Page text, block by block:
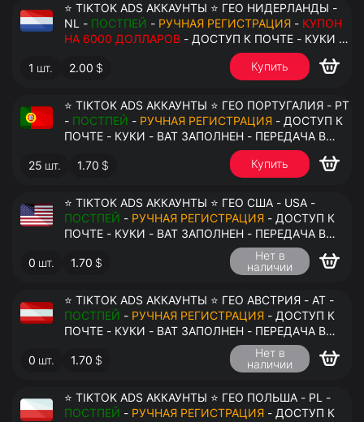
⭐ TIKTOK ADS АККАУНТЫ ⭐ ГЕО НИДЕРЛАНДЫ -
NL - ПОСТПЕЙ - РУЧНАЯ РЕГИСТРАЦИЯ - КУПОН
НА 6000 ДОЛЛАРОВ - ДОСТУП К ПОЧТЕ - КУКИ -
ВАТ ЗАПОЛНЕН - ПЕРЕДАЧА В АНТИДЕТЕКТ
1 шт. 2.00 $ Купить
⭐ TIKTOK ADS АККАУНТЫ ⭐ ГЕО ПОРТУГАЛИЯ - PT
- ПОСТПЕЙ - РУЧНАЯ РЕГИСТРАЦИЯ
ПОЧТЕ - КУКИ - ВАТ ЗАПОЛНЕН - ПЕРЕДАЧА В
25 шт. 1.70 $ Купить
⭐ TIKTOK ADS АККАУНТЫ ⭐ ГЕО США - USA -
ПОСТПЕЙ - РУЧНАЯ РЕГИСТРАЦИЯ - ДОСТУП К
ПОЧТЕ - КУКИ - ВАТ ЗАПОЛНЕН - ПЕРЕДАЧА В
0 шт. 1.70 $
Нет в
наличии
⭐ TIKTOK ADS АККАУНТЫ ⭐ ГЕО АВСТРИЯ - AT -
ПОСТПЕЙ - РУЧНАЯ РЕГИСТРАЦИЯ - ДОСТУП К
ПОЧТЕ - КУКИ - ВАТ ЗАПОЛНЕН - ПЕРЕДАЧА В
0 шт. 1.70 $
Нет в
наличии
⭐ TIKTOK ADS АККАУНТЫ ⭐ ГЕО ПОЛЬША - PL -
ПОСТПЕЙ - РУЧНАЯ РЕГИСТРАЦИЯ - ДОСТУП К